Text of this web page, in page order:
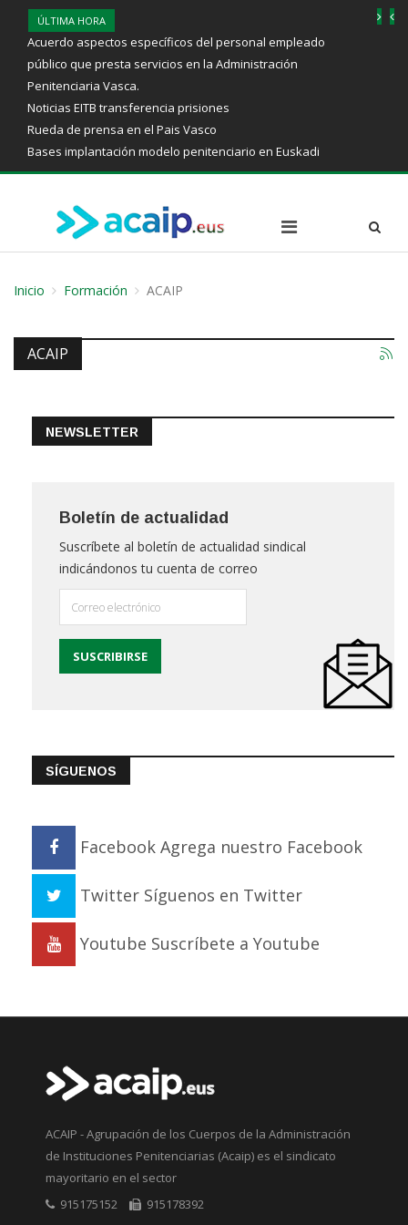
ÚLTIMA HORA
Acuerdo aspectos específicos del personal empleado
público que presta servicios en la Administración
Penitenciaria Vasca.
Noticias EITB transferencia prisiones
Rueda de prensa en el Pais Vasco
Bases implantación modelo penitenciario en Euskadi
Inicio Formación ACAIP
ACAIP
NEWSLETTER
Boletín de actualidad
Suscríbete al boletín de actualidad sindical
indicándonos tu cuenta de correo
SÍGUENOS
Facebook Agrega nuestro Facebook
Twitter Síguenos en Twitter
Youtube Suscríbete a Youtube
ACAIP - Agrupación de los Cuerpos de la Administración
de Instituciones Penitenciarias (Acaip) es el sindicato
mayoritario en el sector
915175152
915178392